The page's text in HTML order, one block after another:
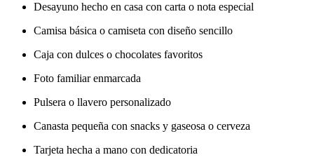
Desayuno hecho en casa con carta o nota especial
Camisa básica o camiseta con diseño sencillo
Caja con dulces o chocolates favoritos
Foto familiar enmarcada
Pulsera o llavero personalizado
Canasta pequeña con snacks y gaseosa o cerveza
Tarjeta hecha a mano con dedicatoria